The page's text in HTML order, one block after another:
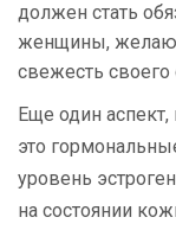
должен стать
женщины,
свежесть своего
Еще один аспект,
это
уровень
на состоянии